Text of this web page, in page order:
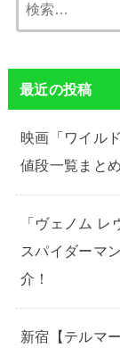
最近の投稿
映画「ワイル
値段一覧まと
「ヴェノム
スパイダーマ
介！
新宿【テルマ